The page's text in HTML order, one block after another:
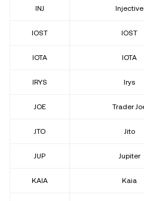
INJ Injective
IOST IOST
IOTA IOTA
IRYS Irys
JOE Trader
JTO Jito
JUP Jupiter
KAIA Kaia